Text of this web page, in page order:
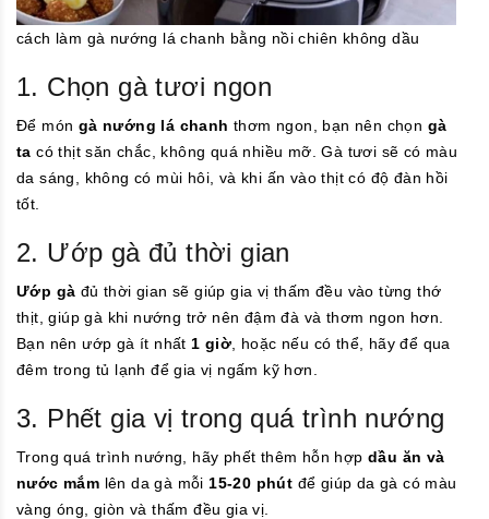
cách làm gà nướng lá chanh bằng nồi chiên không dầu
1. Chọn gà tươi ngon
Để món gà nướng lá chanh thơm ngon, bạn nên chọn gà
ta có thịt săn chắc, không quá nhiều mỡ. Gà tươi sẽ có màu
da sáng, không có mùi hôi, và khi ấn vào thịt có độ đàn hồi
tốt.
2. Ướp gà đủ thời gian
Ướp gà đủ thời gian sẽ giúp gia vị thấm đều vào từng thớ
thịt, giúp gà khi nướng trở nên đậm đà và thơm ngon hơn.
Bạn nên ướp gà ít nhất 1 giờ , hoặc nếu có thể, hãy để qua
đêm trong tủ lạnh để gia vị ngấm kỹ hơn.
3. Phết gia vị trong quá trình nướng
Trong quá trình nướng, hãy phết thêm hỗn hợp dầu ăn và
nước mắm lên da gà mỗi 15-20 phút để giúp da gà có màu
vàng óng, giòn và thấm đều gia vị.